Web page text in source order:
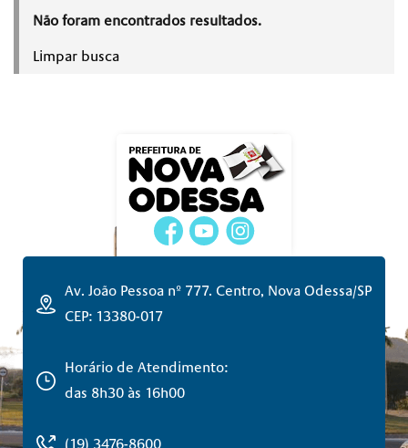
Não foram encontrados resultados.
Limpar busca
Av. João Pessoa nº 777. Centro, Nova Odessa/SP
CEP: 13380-017
Horário de Atendimento:
das 8h30 às 16h00